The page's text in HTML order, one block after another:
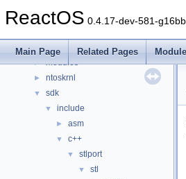
ReactOS 0.4.17-dev-581-
Main Page Related Pages
► drivers
►
► modules
► ntoskrnl
▼ sdk
▼ include
► asm
▼ c++
▼ stlport
▼ stl